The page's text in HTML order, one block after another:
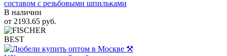
составом с резьбовыми шпильками
В наличии
от 2193.65 руб.
BEST